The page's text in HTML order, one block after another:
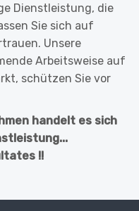
Dienstleistung, die
Sie sich auf
Unsere
Arbeitsweise auf
schützen Sie vor
handelt es sich
!!